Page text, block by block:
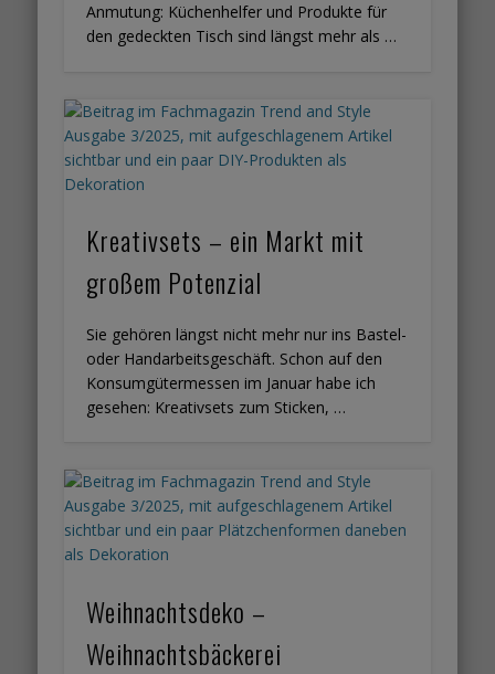
Anmutung: Küchenhelfer und Produkte für
den gedeckten Tisch sind längst mehr als …
Kreativsets – ein Markt mit
großem Potenzial
Sie gehören längst nicht mehr nur ins Bastel-
oder Handarbeitsgeschäft. Schon auf den
Konsumgütermessen im Januar habe ich
gesehen: Kreativsets zum Sticken, …
Weihnachtsdeko –
Weihnachtsbäckerei